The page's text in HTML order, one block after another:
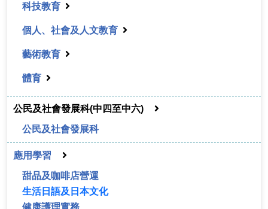
科技教育
個人、社會及人文教育
藝術教育
體育
公民及社會發展科(中四至中六)
公民及社會發展科
應用學習
甜品及咖啡店營運
生活日語及日本文化
健康護理實務